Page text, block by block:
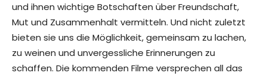
und ihnen wichtige Botschaften über Freundschaft,
Mut und Zusammenhalt vermitteln. Und nicht zuletzt
bieten sie uns die Möglichkeit, gemeinsam zu lachen,
zu weinen und unvergessliche Erinnerungen zu
schaffen. Die kommenden Filme versprechen all das